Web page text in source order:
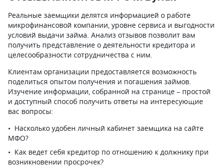
Реальные заемщики делятся информацией о работе
микрофинансовой компании, уровне сервиса и выгодности
условий выдачи займа. Анализ отзывов позволит вам
получить представление о деятельности кредитора и
целесообразности сотрудничества с ним.
Клиентам организации предоставляется возможность
поделиться опытом получения и погашения займов.
Изучение информации, собранной на странице – простой
и доступный способ получить ответы на интересующие
вас вопросы:
Насколько удобен личный кабинет заемщика на сайте
МФО?
Как ведет себя кредитор по отношению к должнику при
возникновении просрочек?